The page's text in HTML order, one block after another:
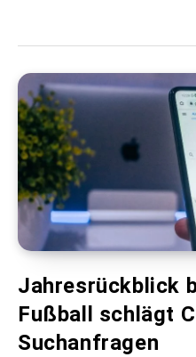
Jahresrückblick
Fußball schlägt
Suchanfragen